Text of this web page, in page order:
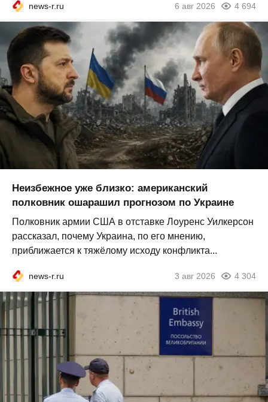
news-r.ru 6 авг 2026 4 694
Неизбежное уже близко: американский
полковник ошарашил прогнозом по Украине
Полковник армии США в отставке Лоуренс Уилкерсон
рассказал, почему Украина, по его мнению,
приближается к тяжёлому исходу конфликта...
news-r.ru 3 авг 2026 4 304